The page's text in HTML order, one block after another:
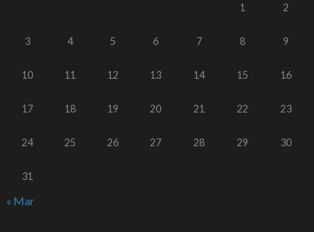
1 2
3 4 5 6 7 8 9
10 11 12 13 14 15 16
17 18 19 20 21 22 23
24 25 26 27 28 29 30
31
« Mar